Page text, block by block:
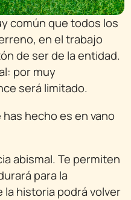
común que todos los
en el trabajo
de ser de la entidad.
por muy
será limitado.
hecho es en vano
abismal. Te permiten
para la
historia podrá volver